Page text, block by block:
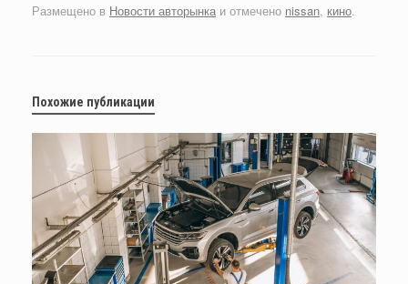
Размещено в Новости авторынка и отмечено nissan, кино.
Похожие публикации